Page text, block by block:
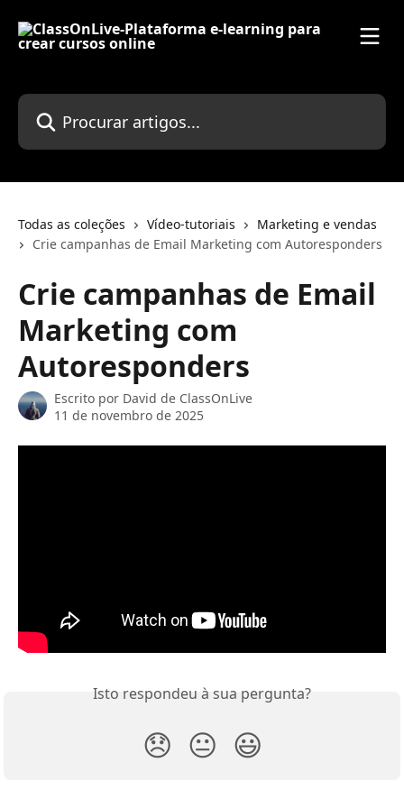
Procurar artigos...
Todas as coleções Vídeo-tutoriais
Marketing e vendas
Crie campanhas de Email Marketing com Autoresponders
Crie campanhas de Email
Marketing com
Autoresponders
Escrito por David de ClassOnLive
11 de novembro de 2025
Isto respondeu à sua pergunta?
😞 😐 😃